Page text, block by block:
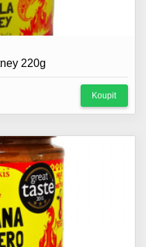
220g
Koupit